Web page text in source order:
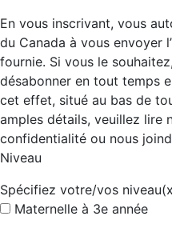
En vous inscrivant, vous
du Canada à vous envoyer
fournie. Si vous le
désabonner en tout temps
cet effet, situé au bas de
amples détails, veuillez lire
confidentialité ou nous
Niveau
Spécifiez votre/vos
Maternelle à 3e année